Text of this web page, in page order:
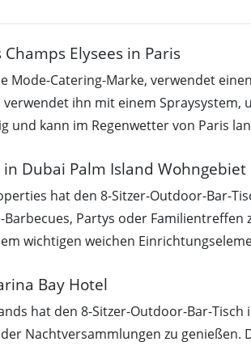
Elysees in Paris
Mode-Catering-Marke, verwendet
verwendet ihn mit einem
kann im Regenwetter von Paris
Dubai Palm Island Wohngebiet
hat den 8-Sitzer-Outdoor-Bar-
Partys oder
wichtigen weichen
Bay Hotel
hat den 8-Sitzer-Outdoor-Bar-
Nachtversammlungen zu